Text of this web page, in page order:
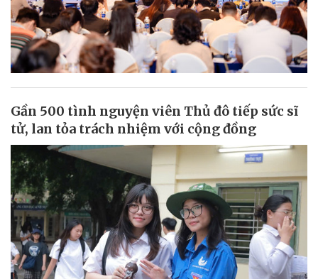
Gần 500 tình nguyện viên Thủ đô tiếp sức sĩ
tử, lan tỏa trách nhiệm với cộng đồng